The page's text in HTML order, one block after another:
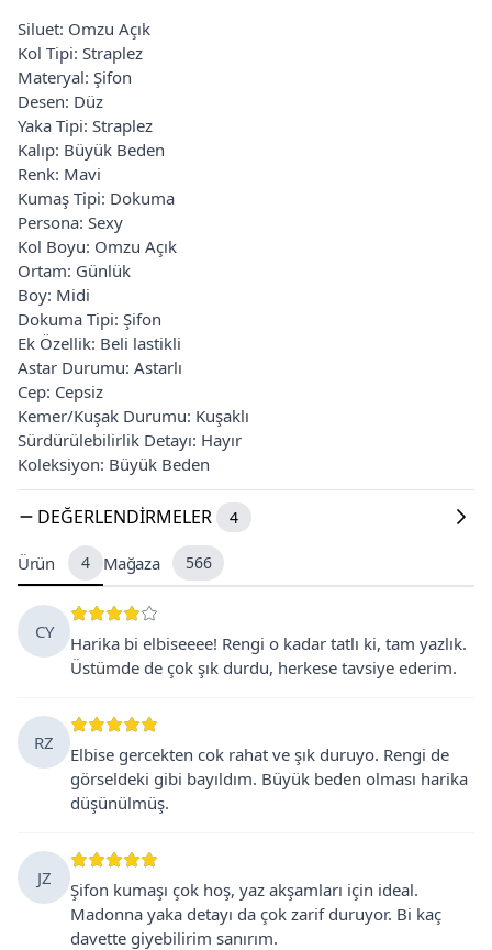
Siluet: Omzu Açık
Kol Tipi: Straplez
Materyal: Şifon
Desen: Düz
Yaka Tipi: Straplez
Kalıp: Büyük Beden
Renk: Mavi
Kumaş Tipi: Dokuma
Persona: Sexy
Kol Boyu: Omzu Açık
Ortam: Günlük
Boy: Midi
Dokuma Tipi: Şifon
Ek Özellik: Beli lastikli
Astar Durumu: Astarlı
Cep: Cepsiz
Kemer/Kuşak Durumu: Kuşaklı
Sürdürülebilirlik Detayı: Hayır
Koleksiyon: Büyük Beden
DEĞERLENDIRMELER 4
Ürün 4 Mağaza 566
CY
Harika bi elbiseeee! Rengi o kadar tatlı ki, tam yazlık.
Üstümde de çok şık durdu, herkese tavsiye ederim.
RZ
Elbise gercekten cok rahat ve şık duruyo. Rengi de
görseldeki gibi bayıldım. Büyük beden olması harika
düşünülmüş.
JZ
Şifon kumaşı çok hoş, yaz akşamları için ideal.
Madonna yaka detayı da çok zarif duruyor. Bi kaç
davette giyebilirim sanırım.